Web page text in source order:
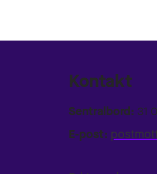
Kontakt
Sentralbord: 31
E-post: